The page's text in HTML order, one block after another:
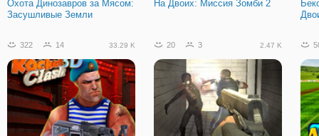
Охота Динозавров за Мясом:
Засушливые Земли
На Двоих: Миссия Зомби 2
322 14 33.29 K 20 3 2.47 K